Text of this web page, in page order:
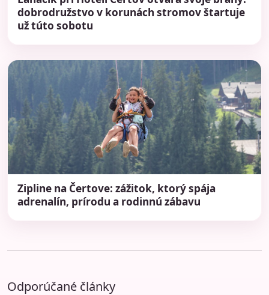
dobrodružstvo v korunách stromov štartuje
už túto sobotu
Zipline na Čertove: zážitok, ktorý spája
adrenalín, prírodu a rodinnú zábavu
Odporúčané články